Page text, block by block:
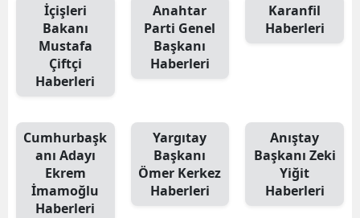
İçişleri
Bakanı
Mustafa
Çiftçi
Haberleri
Anahtar
Parti Genel
Başkanı
Haberleri
Karanfil
Haberleri
Cumhurbaşk
anı Adayı
Ekrem
İmamoğlu
Haberleri
Yargıtay
Başkanı
Ömer Kerkez
Haberleri
Anıştay
Başkanı Zeki
Yiğit
Haberleri